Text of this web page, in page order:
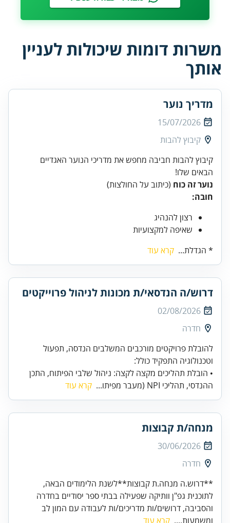
משרות דומות שיכולות לעניין
אותך
מדריך נוער
15/07/2026
קיבוץ להבות
קיבוץ להבות חביבה מחפש את מדריכי הנוער האגדיים
הבאים שלו!
נוער זה כוח (כיתוב על החולצות)
חובה:
רצון להנהיג
שאיפה למקצועיות
* הגדלת... קרא עוד
דרוש/ה הנדסאי/ת מכונות לניהול פרוייקטים
02/08/2026
חדרה
להובלת פרויקטים מורכבים המשלבים הנדסה, תפעול
וטכנולוגיה התפקיד כולל:
• הובלת תהליכים מקצה לקצה: ניהול שלבי הפיתוח, התכן
ההנדסי, תהליכי NPI (מעבר מפיתו...
קרא עוד
מנחה/ת קבוצות
30/06/2026
חדרה
**דרוש.ה מנחה.ת קבוצות**לשנת הלימודים הבאה,
לתוכנית גפ"ן וותיקה שפעילה בבתי ספר יסודיים בחדרה
והסביבה, דרושים/ות מדריכים/ות לעבודה עם המון לב
ומשמעות.... קרא עוד